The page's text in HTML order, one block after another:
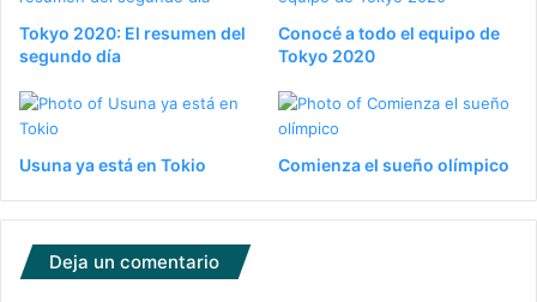
Tokyo 2020: El resumen del
segundo día
Conocé a todo el equipo de
Tokyo 2020
Usuna ya está en Tokio Comienza el sueño olímpico
Deja un comentario